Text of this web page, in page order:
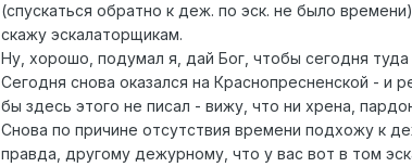
(спускаться обратно к деж. по эск. не было
скажу эскалаторщикам.
Ну, хорошо, подумал я, дай Бог, чтобы сегодня
Сегодня снова оказался на Краснопресненской - и
бы здесь этого не писал - вижу, что ни хрена,
Снова по причине отсутствия времени подхожу к
правда, другому дежурному, что у вас вот в том